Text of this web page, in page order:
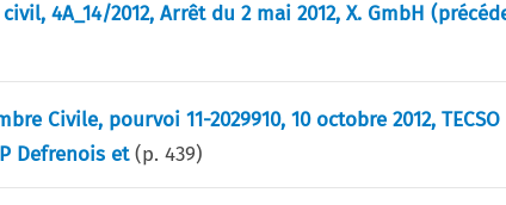
4A_14/2012, Arrêt du 2 mai 2012, X. GmbH
Civile, pourvoi 11-2029910, 10 octobre 2012,
Defrenois et(p.439)